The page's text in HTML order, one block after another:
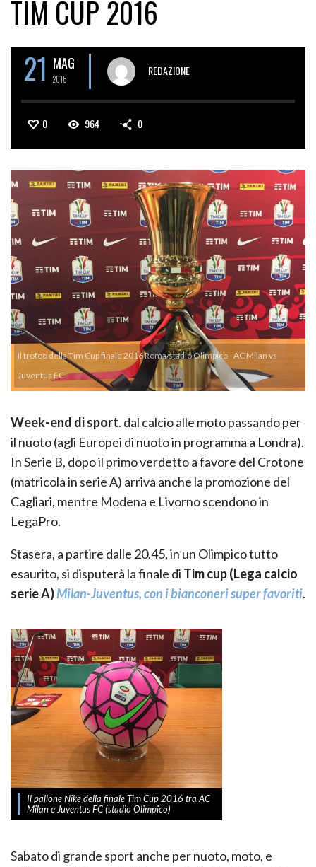
TIM CUP 2016
21 MAG
2016
REDAZIONE
0 964 0
Il trofeo della Tim Cup finale 2016 Roma/stadio Olimpico - AC Milan vs
Juventus FC
Week-end di sport. dal calcio alle moto passando per
il nuoto (agli Europei di nuoto in programma a Londra).
In Serie B, dopo il primo verdetto a favore del Crotone
(matricola in serie A) arriva anche la promozione del
Cagliari, mentre Modena e Livorno scendono in
LegaPro.
Stasera, a partire dalle 20.45, in un Olimpico tutto
esaurito, si disputerà la finale di Tim cup (Lega calcio
serie A)Milan-Juventus, con i bianconeri super favoriti.
Il pallone Nike della finale Tim Cup 2016 tra AC
Milan e Juventus FC (stadio Olimpico)
Sabato di grande sport anche per nuoto, moto, e